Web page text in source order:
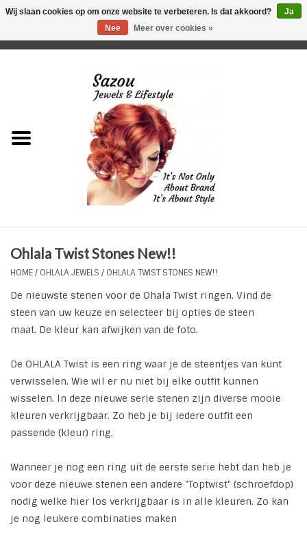
Just for Him
Plus Size Sieraden
Enkelbandjes
Tassen en meer
Haaraccesoires
Zonnebrillen
ON THE BEACH
Charmin*s
Ohlala Twist Stones New!!
HOME/ OHLALA JEWELS / OHLALA TWIST STONES NEW!!
De nieuwste stenen voor de Ohala Twist ringen. Vind de
steen van uw keuze en selecteer bij opties de steen
maat. De kleur kan afwijken van de foto.
De OHLALA Twist is een ring waar je de steentjes van kunt
verwisselen. Wie wil er nu niet bij elke outfit kunnen
wisselen. In deze nieuwe serie stenen zijn diverse mooie
kleuren verkrijgbaar. Zo heb je bij iedere outfit een
passende (kleur) ring.
Wanneer je nog een ring uit de eerste serie hebt dan heb je
voor deze nieuwe stenen een andere "Toptwist" (schroefdop)
nodig welke hier los verkrijgbaar is in alle kleuren. Zo kan
je nog leukere combinaties maken
Wij slaan cookies op om onze website te verbeteren. Is dat akkoord?
Ja
Nee
Meer over cookies »